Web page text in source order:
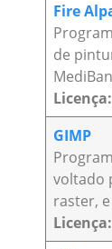
Fire
de
Licença:
GIMP
voltado
raster,
Licença: